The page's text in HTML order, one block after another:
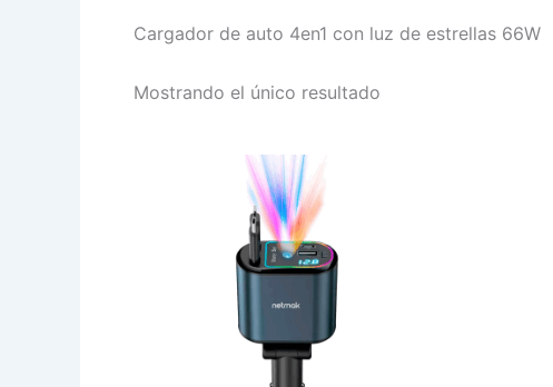
Cargador de auto 4en1 con luz de estrellas 66W
Mostrando el único resultado
CARGADOR
P/
AUTO
4EN1
66W
C/
PROYECTOR
USB-